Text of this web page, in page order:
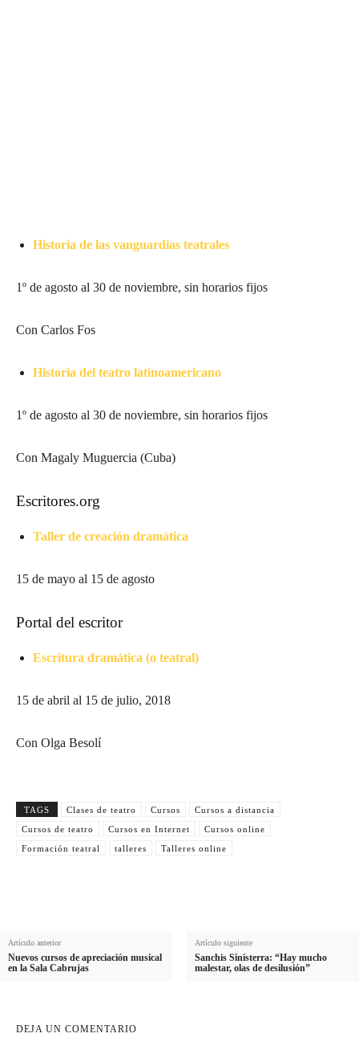
Historia de las vanguardias teatrales
1º de agosto al 30 de noviembre, sin horarios fijos
Con Carlos Fos
Historia del teatro latinoamericano
1º de agosto al 30 de noviembre, sin horarios fijos
Con Magaly Muguercia (Cuba)
Escritores.org
Taller de creación dramática
15 de mayo al 15 de agosto
Portal del escritor
Escritura dramática (o teatral)
15 de abril al 15 de julio, 2018
Con Olga Besolí
TAGS Clases de teatro Cursos
Cursos a distancia
Cursos de teatro
Cursos en Internet
Cursos online
Formación teatral
talleres Talleres online
Artículo anterior
Nuevos cursos de apreciación musical
en la Sala Cabrujas
Artículo siguiente
Sanchis Sinisterra: “Hay mucho
malestar, olas de desilusión”
DEJA UN COMENTARIO